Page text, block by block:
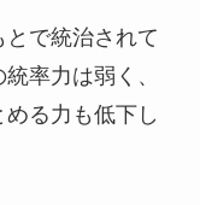
で統治されて
率力は弱く、
る力も低下し